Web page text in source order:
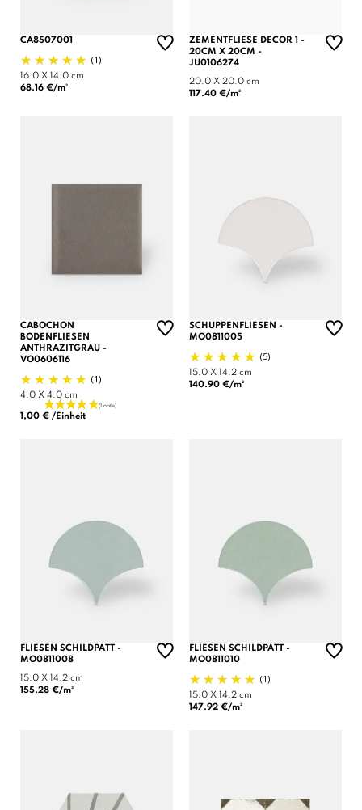
CA8507001
(1)
16.0 X 14.0 cm
68.16 €/m²
ZEMENTFLIESE DECOR 1 -
20CM X 20CM -
JU0106274
20.0 X 20.0 cm
117.40 €/m²
CABOCHON
BODENFLIESEN
ANTHRAZITGRAU -
VO0606116
(1)
4.0 X 4.0 cm
1,00 € /Einheit
SCHUPPENFLIESEN -
MO0811005
(5)
15.0 X 14.2 cm
140.90 €/m²
FLIESEN SCHILDPATT -
MO0811008
15.0 X 14.2 cm
155.28 €/m²
FLIESEN SCHILDPATT -
MO0811010
(1)
15.0 X 14.2 cm
147.92 €/m²